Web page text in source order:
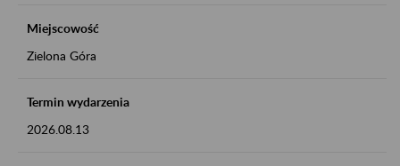
Miejscowość
Zielona Góra
Termin wydarzenia
2026.08.13